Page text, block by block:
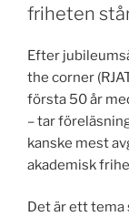
friheten
Efter
the corner
första 50 år
– tar
kanske mest
akademisk
Det är ett tema